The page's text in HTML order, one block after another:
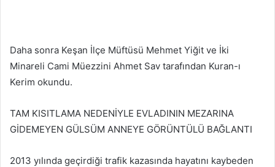
Daha sonra Keşan İlçe Müftüsü Mehmet Yiğit ve İki
Minareli Cami Müezzini Ahmet Sav tarafından Kuran-ı
Kerim okundu.
TAM KISITLAMA NEDENİYLE EVLADININ MEZARINA
GİDEMEYEN GÜLSÜM ANNEYE GÖRÜNTÜLÜ BAĞLANTI
2013 yılında geçirdiği trafik kazasında hayatını kaybeden